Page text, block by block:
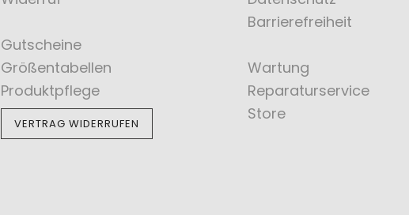
Gutscheine
Größentabellen
Produktpflege
VERTRAG WIDERRUFEN
Barrierefreiheit
Wartung
Reparaturservice
Store